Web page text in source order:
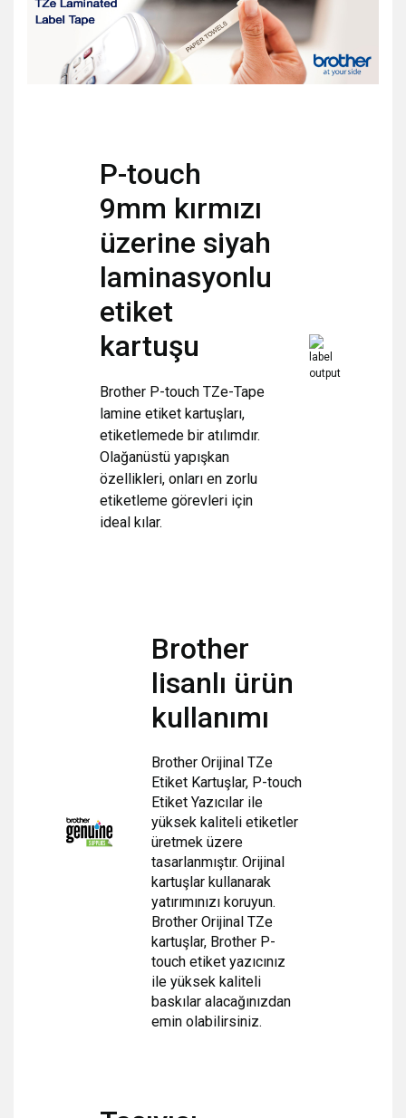
P-touch
9mm kırmızı
üzerine siyah
laminasyonlu
etiket
kartuşu
Brother P-touch TZe-Tape
lamine etiket kartuşları,
etiketlemede bir atılımdır.
Olağanüstü yapışkan
özellikleri, onları en zorlu
etiketleme görevleri için
ideal kılar.
Brother
lisanlı ürün
kullanımı
Brother Orijinal TZe
Etiket Kartuşlar, P-touch
Etiket Yazıcılar ile
yüksek kaliteli etiketler
üretmek üzere
tasarlanmıştır. Orijinal
kartuşlar kullanarak
yatırımınızı koruyun.
Brother Orijinal TZe
kartuşlar, Brother P-
touch etiket yazıcınız
ile yüksek kaliteli
baskılar alacağınızdan
emin olabilirsiniz.